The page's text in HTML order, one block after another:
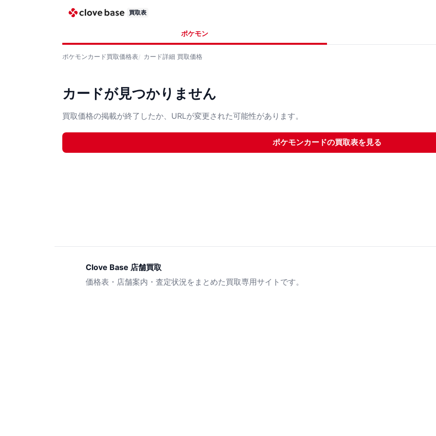
買取表
ポケモン
ポケモンカード買取価格表 カード詳細 買取価格
カードが見つかりません
買取価格の掲載が終了したか、URLが変更された可能性があります。
ポケモンカードの買取表を見る
Clove Base 店舗買取
価格表・店舗案内・査定状況をまとめた買取専用サイトです。